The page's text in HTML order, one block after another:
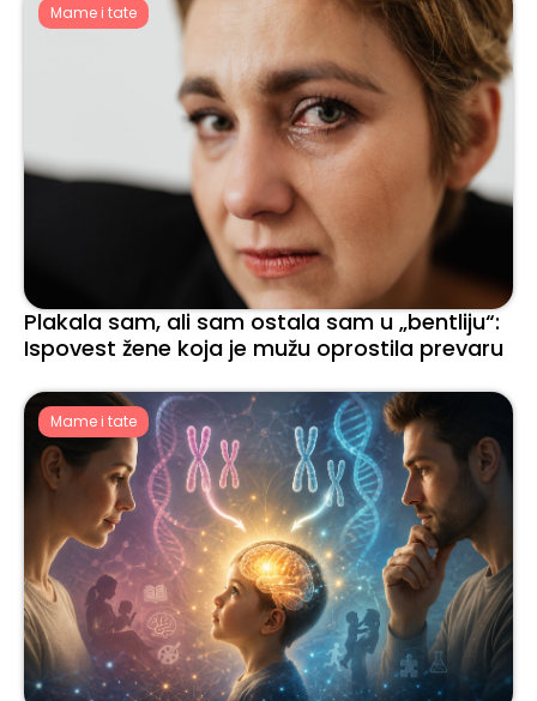
Mame i tate
Plakala sam, ali sam ostala sam u „bentliju“:
Ispovest žene koja je mužu oprostila prevaru
Mame i tate